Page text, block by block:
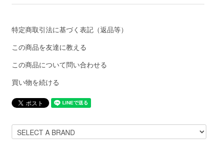
特定商取引法に基づく表記（返品等）
この商品を友達に教える
この商品について問い合わせる
買い物を続ける